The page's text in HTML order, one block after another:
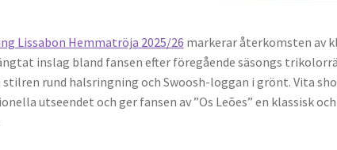
Lissabon Hemmatröja 2025/26 markerar återkomsten av
inslag bland fansen efter föregående säsongs
stilren rund halsringning och Swoosh-loggan i grönt. Vita
utseendet och ger fansen av ”Os Leões” en klassisk